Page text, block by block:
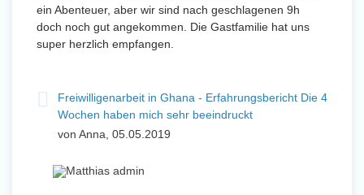
ein Abenteuer, aber wir sind nach geschlagenen 9h
doch noch gut angekommen. Die Gastfamilie hat uns
super herzlich empfangen.
Freiwilligenarbeit in Ghana - Erfahrungsbericht Die 4
Wochen haben mich sehr beeindruckt
von Anna, 05.05.2019